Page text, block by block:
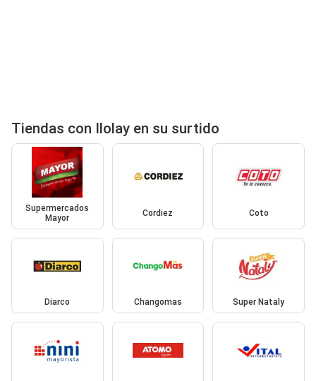
Tiendas con Ilolay en su surtido
Supermercados
Mayor
Cordiez Coto
Diarco Changomas Super Nataly